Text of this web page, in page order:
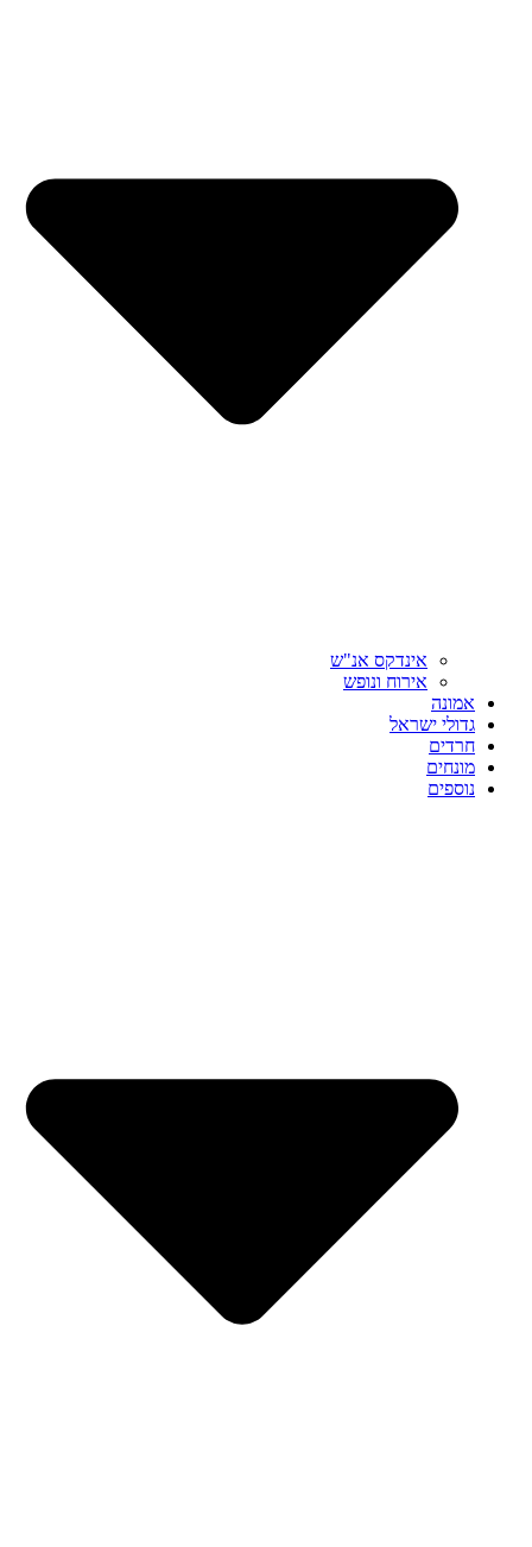
אינדקס אנ"ש
אירוח ונופש
אמונה
גדולי ישראל
חרדים
מונחים
נוספים